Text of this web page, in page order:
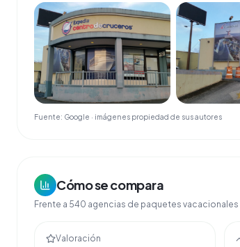
Fuente: Google · imágenes propiedad de sus autores
Cómo se compara
Frente a 540 agencias de paquetes vacacionales
Valoración